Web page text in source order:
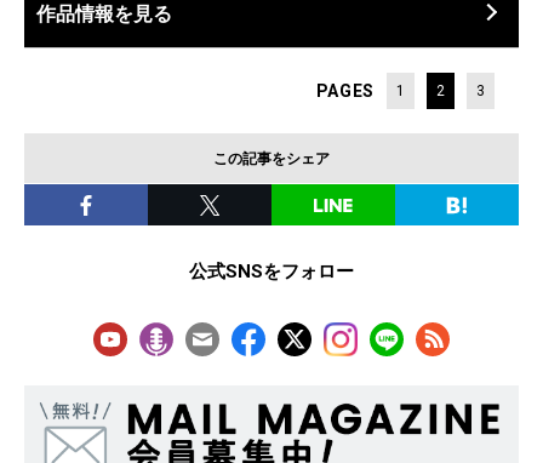
作品情報を見る
PAGES 1 2 3
この記事をシェア
公式SNSをフォロー